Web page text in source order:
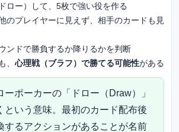
ロー）して、5枚で強い役を作る
のプレイヤーに見えず、相手のカードも見
ンドで勝負するか降りるかを判断
、 心理戦（ブラフ）で勝てる可能性がある
ーポーカーの「ドロー（Draw）」
という意味。最初のカード配布後
するアクションがあることが名前